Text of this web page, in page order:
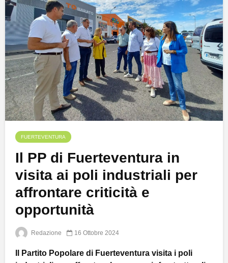
FUERTEVENTURA
Il PP di Fuerteventura in
visita ai poli industriali per
affrontare criticità e
opportunità
Redazione 16 Ottobre 2024
Il Partito Popolare di Fuerteventura visita i poli